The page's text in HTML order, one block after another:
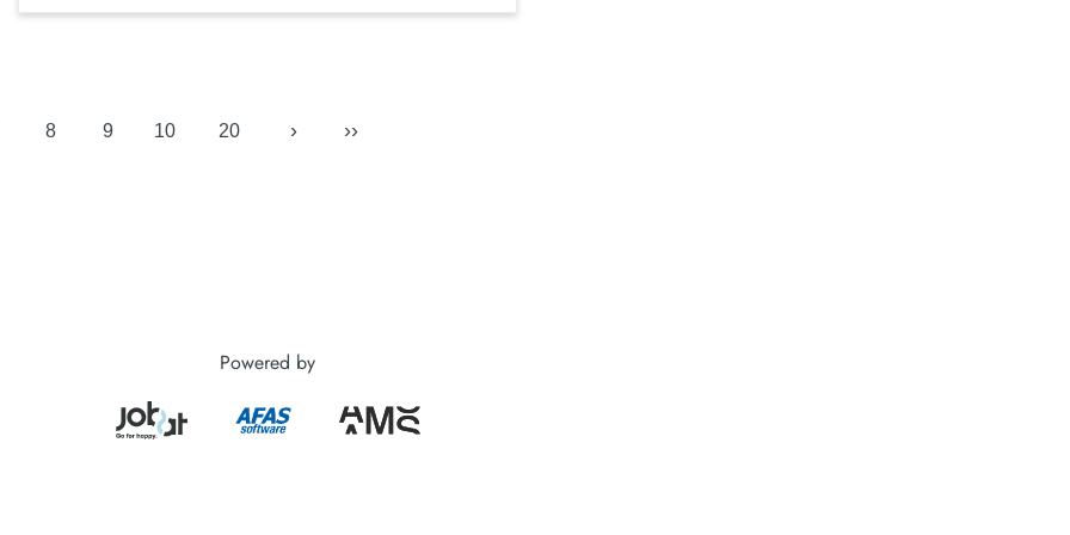
8 9 10 20 › ››
Powered by